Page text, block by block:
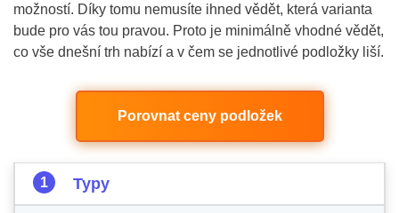
možností. Díky tomu nemusíte ihned vědět, která varianta
bude pro vás tou pravou. Proto je minimálně vhodné vědět,
co vše dnešní trh nabízí a v čem se jednotlivé podložky liší.
Porovnat ceny podložek
Typy